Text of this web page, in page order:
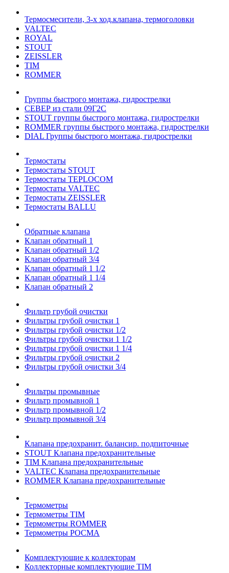
Термосмесители, 3-х ход.клапана, термоголовки
VALTEC
ROYAL
STOUT
ZEISSLER
TIM
ROMMER
Группы быстрого монтажа, гидрострелки
СЕВЕР из стали 09Г2С
STOUT группы быстрого монтажа, гидрострелки
ROMMER группы быстрого монтажа, гидрострелки
DIAL Группы быстрого монтажа, гидрострелки
Термостаты
Термостаты STOUT
Термостаты TEPLOCOM
Термостаты VALTEC
Термостаты ZEISSLER
Термостаты BALLU
Обратные клапана
Клапан обратный 1
Клапан обратный 1/2
Клапан обратный 3/4
Клапан обратный 1 1/2
Клапан обратный 1 1/4
Клапан обратный 2
Фильтр грубой очистки
Фильтры грубой очистки 1
Фильтры грубой очистки 1/2
Фильтры грубой очистки 1 1/2
Фильтры грубой очистки 1 1/4
Фильтры грубой очистки 2
Фильтры грубой очистки 3/4
Фильтры промывные
Фильтр промывной 1
Фильтр промывной 1/2
Фильтр промывной 3/4
Клапана предохранит. балансир. подпиточные
STOUT Клапана предохранительные
TIM Клапана предохранительные
VALTEC Клапана предохранительные
ROMMER Клапана предохранительные
Термометры
Термометры TIM
Термометры ROMMER
Термометры РОСМА
Комплектующие к коллекторам
Коллекторные комплектующие TIM